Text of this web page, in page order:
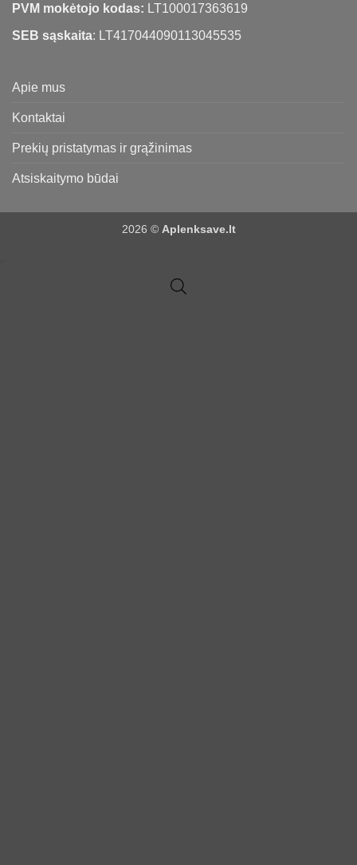
PVM mokėtojo kodas: LT100017363619
SEB sąskaita: LT417044090113045535
Apie mus
Kontaktai
Prekių pristatymas ir grąžinimas
Atsiskaitymo būdai
2026 © Aplenksave.lt